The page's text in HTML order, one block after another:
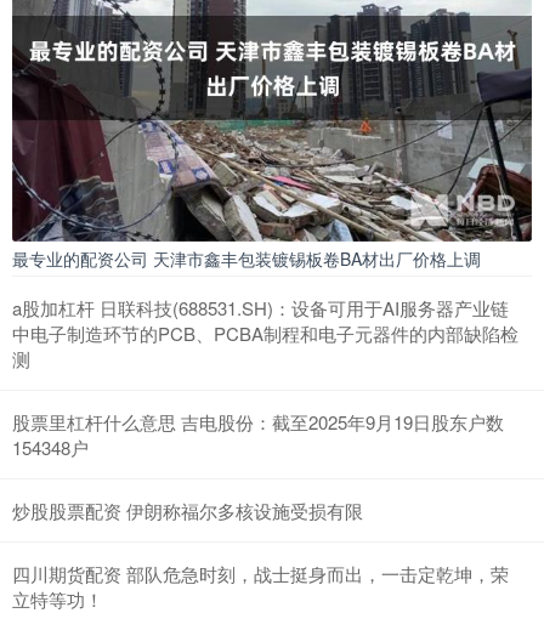
最专业的配资公司 天津市鑫丰包装镀锡板卷BA材出厂价格上调
a股加杠杆 日联科技(688531.SH)：设备可用于AI服务器产业链
中电子制造环节的PCB、PCBA制程和电子元器件的内部缺陷检
测
股票里杠杆什么意思 吉电股份：截至2025年9月19日股东户数
154348户
炒股股票配资 伊朗称福尔多核设施受损有限
四川期货配资 部队危急时刻，战士挺身而出，一击定乾坤，荣
立特等功！